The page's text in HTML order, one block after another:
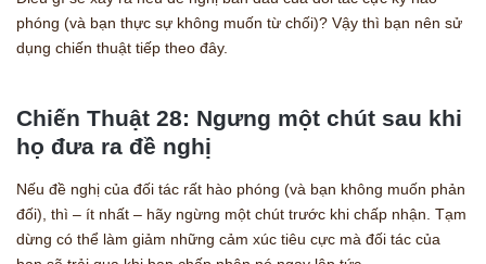
phóng (và bạn thực sự không muốn từ chối)? Vậy thì bạn nên sử
dụng chiến thuật tiếp theo đây.
Chiến Thuật 28: Ngưng một chút sau khi
họ đưa ra đề nghị
Nếu đề nghị của đối tác rất hào phóng (và bạn không muốn phản
đối), thì – ít nhất – hãy ngừng một chút trước khi chấp nhận. Tạm
dừng có thể làm giảm những cảm xúc tiêu cực mà đối tác của